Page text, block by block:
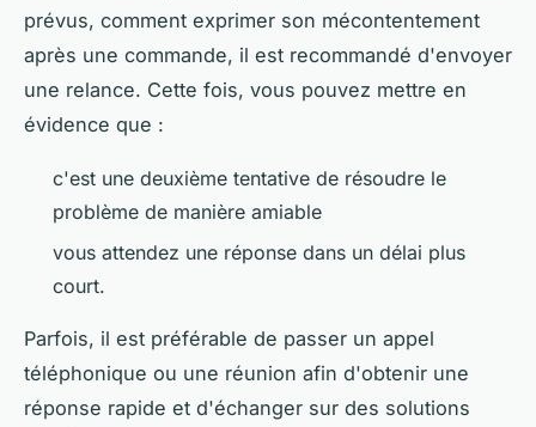
prévus, comment exprimer son mécontentement
après une commande, il est recommandé d'envoyer
une relance. Cette fois, vous pouvez mettre en
évidence que :
c'est une deuxième tentative de résoudre le
problème de manière amiable
vous attendez une réponse dans un délai plus
court.
Parfois, il est préférable de passer un appel
téléphonique ou une réunion afin d'obtenir une
réponse rapide et d'échanger sur des solutions